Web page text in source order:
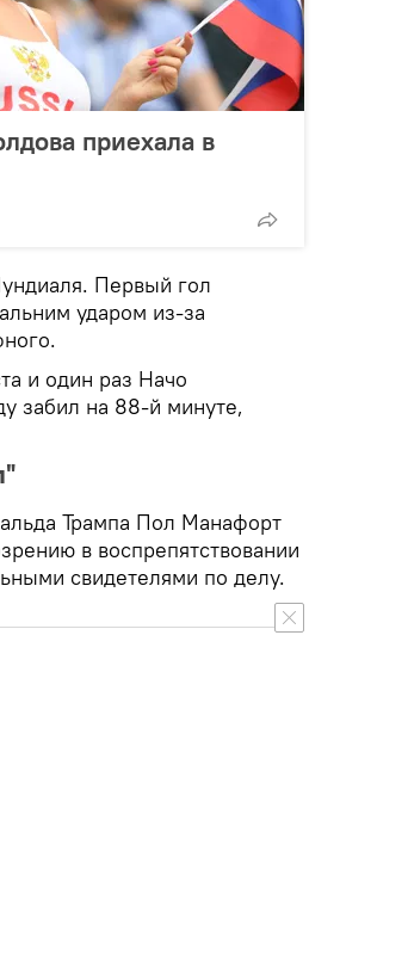
приехала в
Первый гол
ударом из-за
и один раз Начо
забил на 88-й минуте,
Трампа Пол Манафорт
в воспрепятствовании
свидетелями по делу.